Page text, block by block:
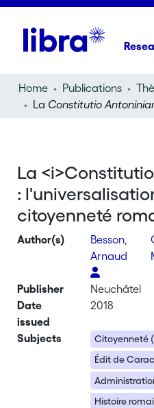
Home Publications
La Constitutio
La
:
citoyenneté
Author(s)
Besson,
Arnaud
Publisher
Neuchâtel
Date
issued
2018
Subjects
Citoyenneté
Édit de
Histoire